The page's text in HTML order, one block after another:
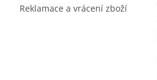
Reklamace a vrácení zboží